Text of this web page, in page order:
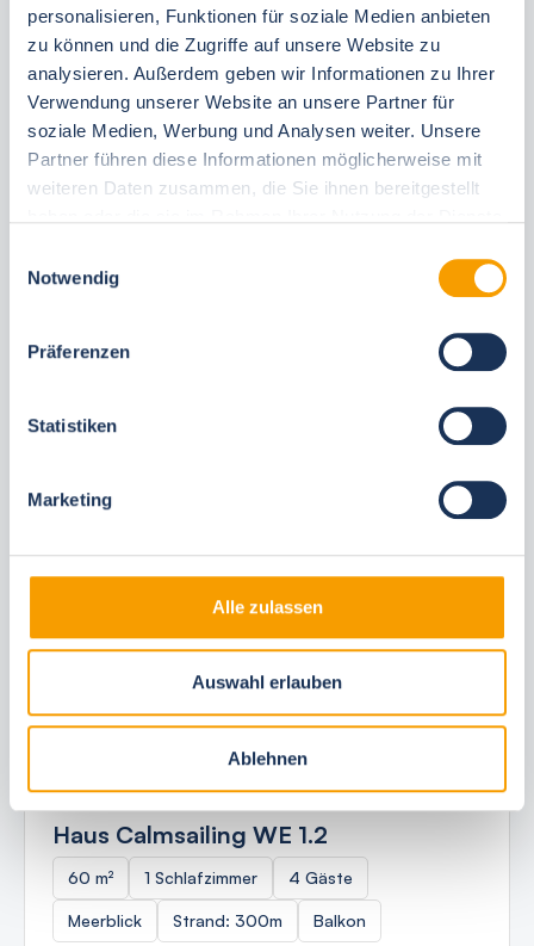
personalisieren, Funktionen für soziale Medien anbieten
zu können und die Zugriffe auf unsere Website zu
analysieren. Außerdem geben wir Informationen zu Ihrer
Verwendung unserer Website an unsere Partner für
soziale Medien, Werbung und Analysen weiter. Unsere
Partner führen diese Informationen möglicherweise mit
weiteren Daten zusammen, die Sie ihnen bereitgestellt
Notwendig
Präferenzen
Statistiken
Marketing
Alle zulassen
Auswahl erlauben
Ablehnen
24 Stunden kostenfrei reservieren
30 Tage vor Anreise kostenfrei stornieren
Flexible An- und Abreise 24/7
Persönliche Beratungen
Schneller, direkter Support vor Ort
gefallen
Ostseebad Börgerende
Haus Calmsailing WE 1.2
60 m² 1 Schlafzimmer 4 Gäste
Meerblick Strand: 300m Balkon